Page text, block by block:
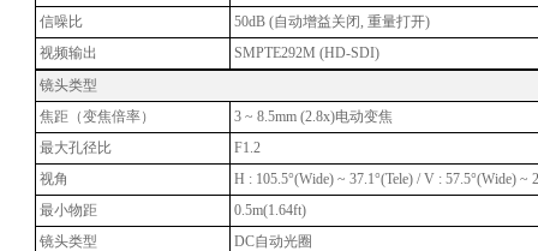
信噪比
50dB (自动增益关闭, 重量打开)
视频输出
SMPTE292M (HD-SDI)
镜头类型
焦距（变焦倍率）
3 ~ 8.5mm (2.8x)电动变焦
最大孔径比
F1.2
视角
H : 105.5°(Wide) ~ 37.1°(Tele) / V : 57.5°(Wide) ~
最小物距
0.5m(1.64ft)
镜头类型
DC自动光圈